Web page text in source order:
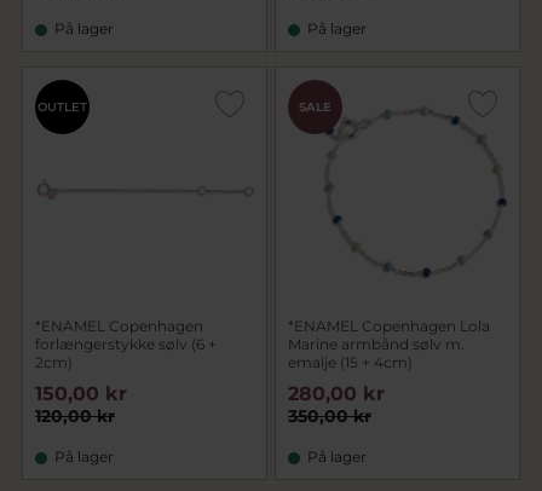
På lager På lager
OUTLET
*ENAMEL Copenhagen
forlængerstykke sølv (6 +
2cm)
120,00 kr
150,00 kr
På lager
SALE
*ENAMEL Copenhagen Lola
Marine armbånd sølv m.
emalje (15 + 4cm)
350,00 kr
280,00 kr
På lager